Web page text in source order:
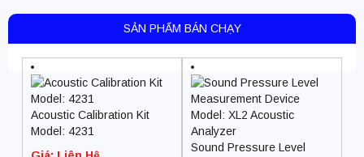
SẢN PHẨM BÁN CHẠY
Acoustic Calibration Kit
Model: 4231
Sound Pressure Level